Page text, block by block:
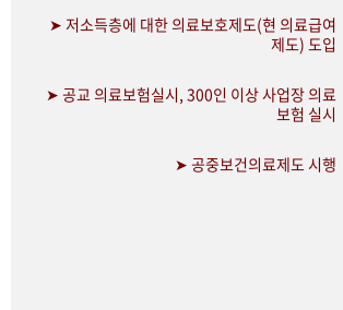
➤ 저소득층에 대한 의료보호제도(현 의료급여
제도) 도입
➤ 공교 의료보험실시, 300인 이상 사업장 의료
보험 실시
➤ 공중보건의료제도 시행